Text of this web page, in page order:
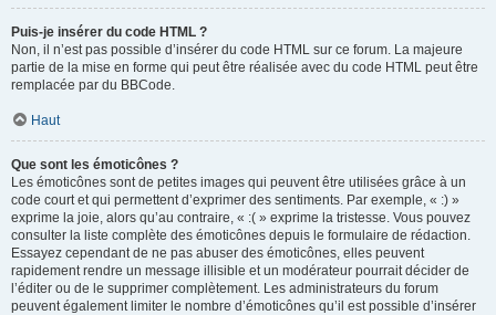
Puis-je insérer du code HTML ?
Non, il n’est pas possible d’insérer du code HTML sur ce forum. La majeure
partie de la mise en forme qui peut être réalisée avec du code HTML peut être
remplacée par du BBCode.
Haut
Que sont les émoticônes ?
Les émoticônes sont de petites images qui peuvent être utilisées grâce à un
code court et qui permettent d’exprimer des sentiments. Par exemple, « :) »
exprime la joie, alors qu’au contraire, « :( » exprime la tristesse. Vous pouvez
consulter la liste complète des émoticônes depuis le formulaire de rédaction.
Essayez cependant de ne pas abuser des émoticônes, elles peuvent
rapidement rendre un message illisible et un modérateur pourrait décider de
l’éditer ou de le supprimer complètement. Les administrateurs du forum
peuvent également limiter le nombre d’émoticônes qu’il est possible d’insérer